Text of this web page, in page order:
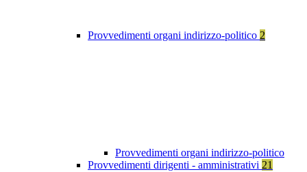
Provvedimenti organi indirizzo-politico 2
Provvedimenti organi indirizzo-politico
Provvedimenti dirigenti - amministrativi 21